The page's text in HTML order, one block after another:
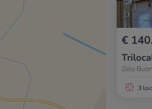
€
Zelo
3